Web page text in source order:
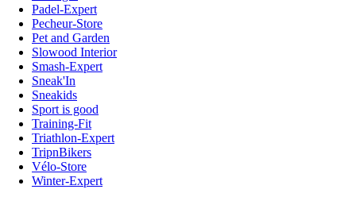
Padel-Expert
Pecheur-Store
Pet and Garden
Slowood Interior
Smash-Expert
Sneak'In
Sneakids
Sport is good
Training-Fit
Triathlon-Expert
TripnBikers
Vélo-Store
Winter-Expert